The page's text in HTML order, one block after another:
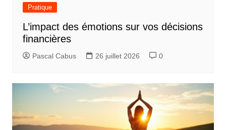
Pratique
L’impact des émotions sur vos décisions
financières
Pascal Cabus 26 juillet 2026 0